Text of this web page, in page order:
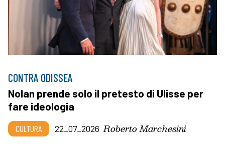
CONTRA ODISSEA
Nolan prende solo il pretesto di Ulisse per
fare ideologia
CULTURA 22_07_2026 Roberto Marchesini